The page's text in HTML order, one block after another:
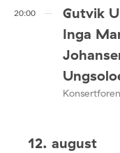
20:00
Gutvik
Inga
12. august